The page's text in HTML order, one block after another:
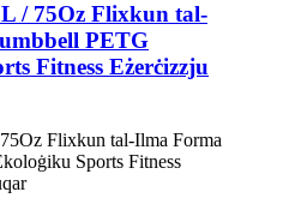
/ 75Oz Flixkun tal-
PETG
Fitness Eżerċizzju
Flixkun tal-Ilma Forma
Sports Fitness